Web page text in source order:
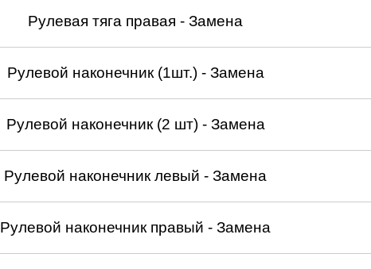
Рулевая тяга правая - Замена
Рулевой наконечник (1шт.) - Замена
Рулевой наконечник (2 шт) - Замена
Рулевой наконечник левый - Замена
Рулевой наконечник правый - Замена